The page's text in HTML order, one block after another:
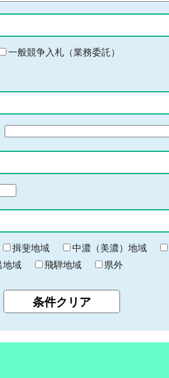
一般競争入札（業務委託）
揖斐地域 中濃（美濃）地域
地域 飛騨地域 県外